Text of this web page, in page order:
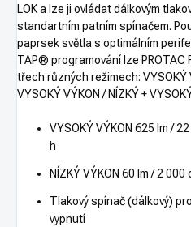
LOK a lze ji ovládat dálkovým
standartním patním spínačem.
paprsek světla s optimálním
TAP® programování lze PROTAC
třech různých režimech: VYSOKÝ
VYSOKÝ VÝKON / NÍZKÝ +
VYSOKÝ VÝKON 625 lm /
h
NÍZKÝ VÝKON 60 lm / 2
Tlakový spínač (dálkový)
vypnutí